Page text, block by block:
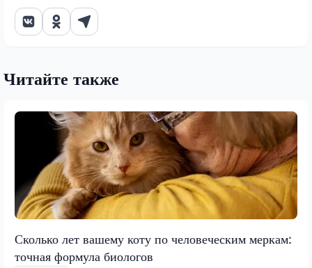
Читайте также
Сколько лет вашему коту по человеческим меркам:
точная формула биологов